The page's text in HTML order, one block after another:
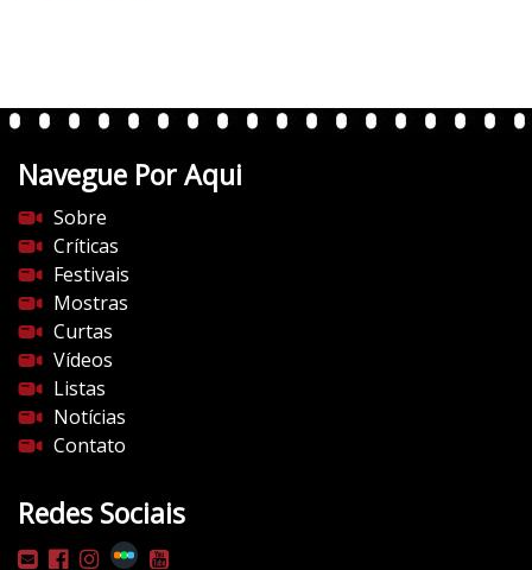
n
e
s
d
o
c
i
n
e
m
a
c
o
m
Navegue Por Aqui
Sobre
Críticas
Festivais
Mostras
Curtas
Vídeos
Listas
Notícias
Contato
Redes Sociais